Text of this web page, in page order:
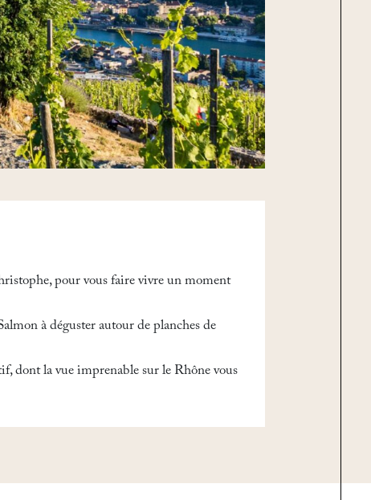
pour vous faire vivre un moment
à déguster autour de planches de
dont la vue imprenable sur le Rhône vous